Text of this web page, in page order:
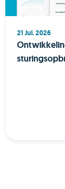
21 Jul. 2026